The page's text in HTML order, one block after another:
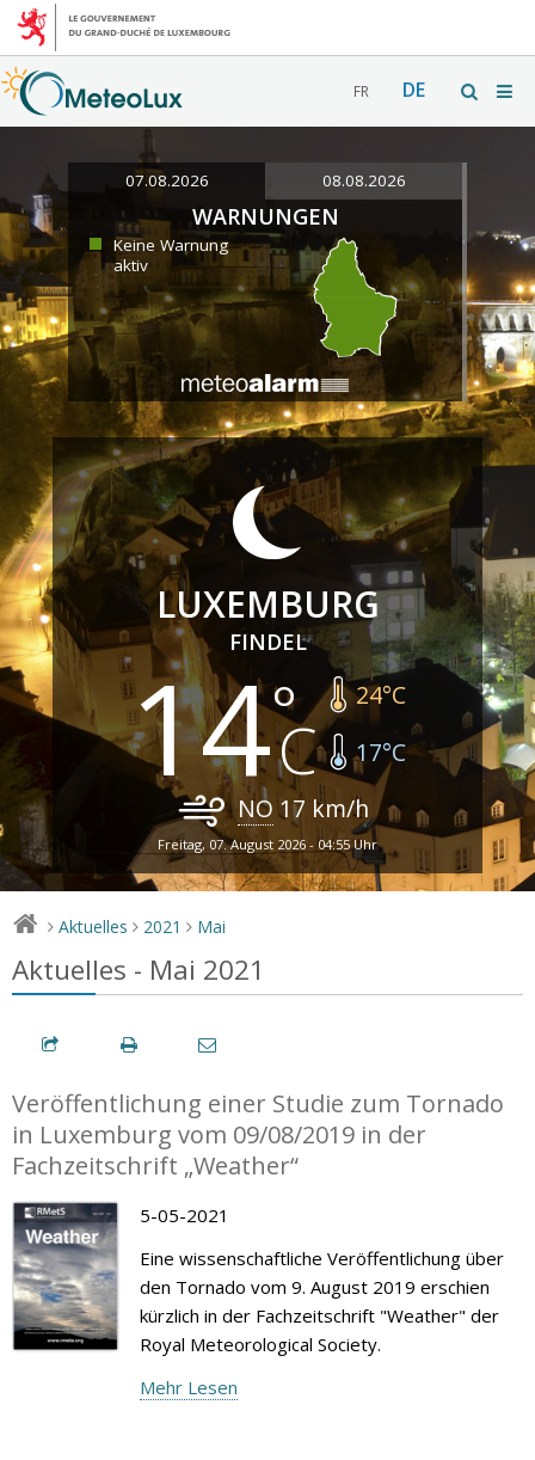
FR DE
07.08.2026 08.08.2026
WARNUNGEN
Keine Warnung
aktiv
LUXEMBURG
FINDEL
14 24°C
17°C
NO 17 km/h
Freitag, 07. August 2026 - 04:55 Uhr
> Aktuelles > 2021 > Mai
Aktuelles - Mai 2021
Veröffentlichung einer Studie zum Tornado
in Luxemburg vom 09/08/2019 in der
Fachzeitschrift „Weather“
5-05-2021
Eine wissenschaftliche Veröffentlichung über
den Tornado vom 9. August 2019 erschien
kürzlich in der Fachzeitschrift "Weather" der
Royal Meteorological Society.
Mehr Lesen